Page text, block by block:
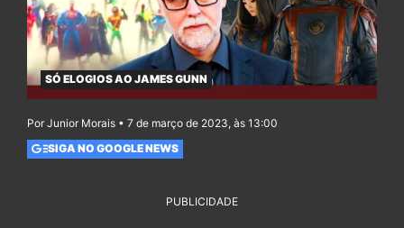
SÓ ELOGIOS AO JAMES GUNN
Por Junior Morais • 7 de março de 2023, às 13:00
SIGA NO GOOGLE NEWS
PUBLICIDADE